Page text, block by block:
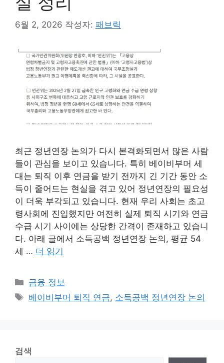
6월 2, 2026 작성자: 패브릭
최근 정년연장 논의가 다시 본격화되면서 많은 사람
들이 관심을 보이고 있습니다. 특히 베이비부머 세
대는 퇴직 이후 연금을 받기 전까지 긴 기간 동안 소
득이 줄어드는 현실을 겪고 있어 정년연장의 필요성
이 더욱 부각되고 있습니다. 현재 우리 사회는 초고
령사회에 진입했지만 여전히 실제 퇴직 시기와 연금
수급 시기 사이에는 상당한 간격이 존재하고 있습니
다. 아래 글에서 소득공백 정년연장 논의, 평균 54
세 … 더 읽기
카
테
고
금융 정보
태
베이비부머 퇴직 연금, 소득공백 정년연장 논의
검색